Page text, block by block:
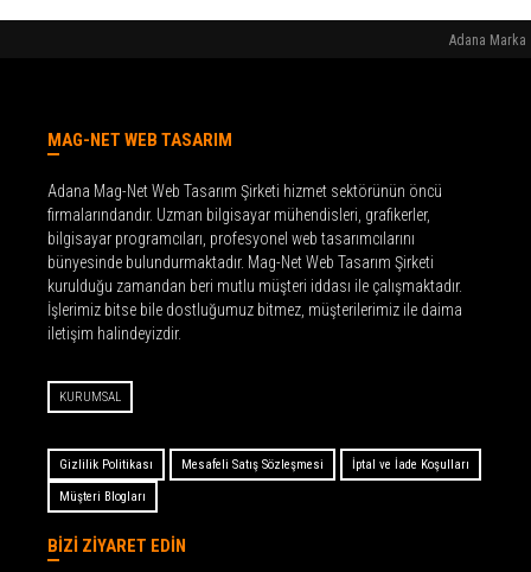
Adana Marka
MAG-NET WEB TASARIM
Adana Mag-Net Web Tasarım Şirketi hizmet sektörünün öncü
firmalarındandır. Uzman bilgisayar mühendisleri, grafikerler,
bilgisayar programcıları, profesyonel web tasarımcılarını
bünyesinde bulundurmaktadır. Mag-Net Web Tasarım Şirketi
kurulduğu zamandan beri mutlu müşteri iddası ile çalışmaktadır.
İşlerimiz bitse bile dostluğumuz bitmez, müşterilerimiz ile daima
iletişim halindeyizdir.
KURUMSAL
Gizlilik Politikası Mesafeli Satış Sözleşmesi İptal ve İade Koşulları
Müşteri Blogları
BİZİ ZİYARET EDİN